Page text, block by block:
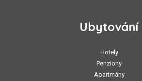
Ubytování
Hotely
Penziony
Apartmány